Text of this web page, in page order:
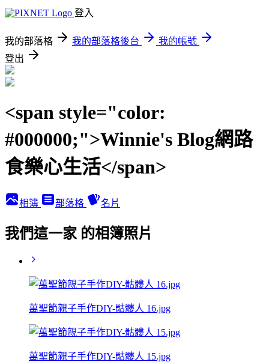
登入
我的部落格 我的部落格後台
我的帳號
登出
<span style="color:
#000000;">Winnie's Blog網路
食樂心生活</span>
相簿 部落格 名片
我們這一家 的相簿照片
萬聖節親子手作DIY-骷髏人 16.jpg
萬聖節親子手作DIY-骷髏人 15.jpg